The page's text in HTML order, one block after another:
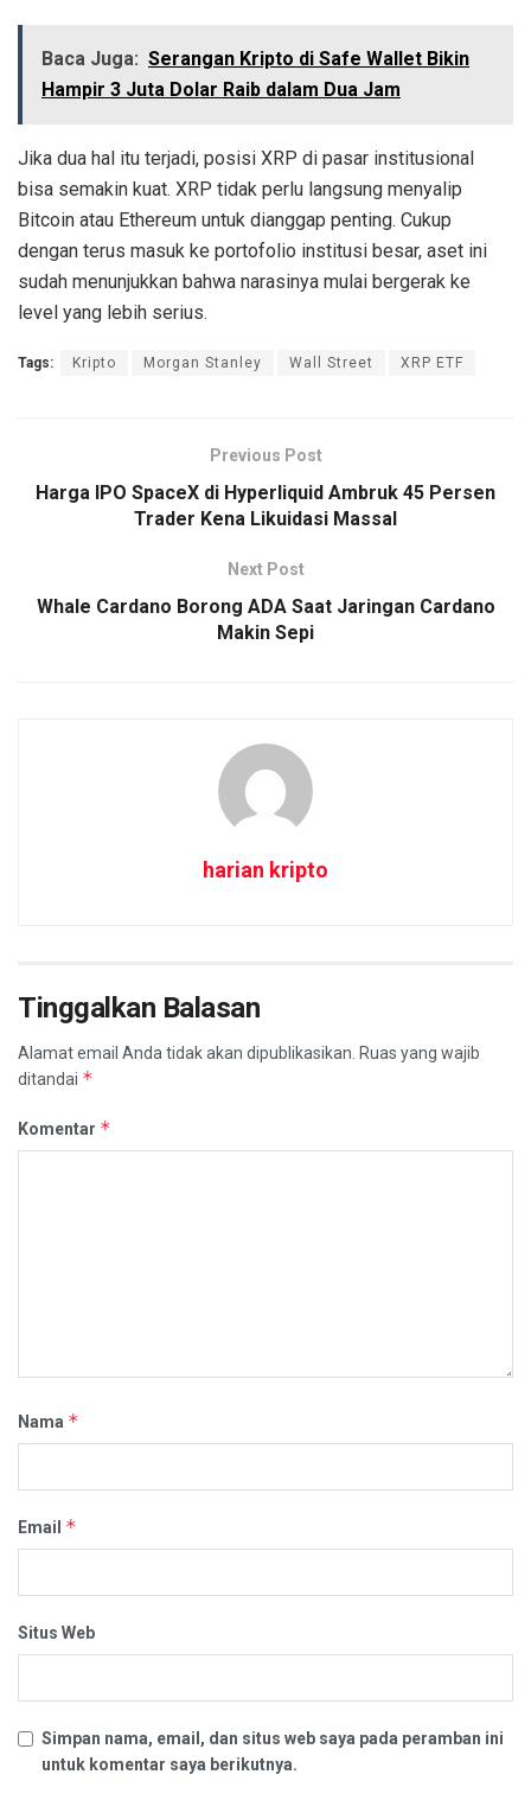
Baca Juga: Serangan Kripto di Safe Wallet Bikin
Hampir 3 Juta Dolar Raib dalam Dua Jam
Jika dua hal itu terjadi, posisi XRP di pasar institusional
bisa semakin kuat. XRP tidak perlu langsung menyalip
Bitcoin atau Ethereum untuk dianggap penting. Cukup
dengan terus masuk ke portofolio institusi besar, aset ini
sudah menunjukkan bahwa narasinya mulai bergerak ke
level yang lebih serius.
Tags: Kripto Morgan Stanley Wall Street XRP ETF
Previous Post
Harga IPO SpaceX di Hyperliquid Ambruk 45 Persen
Trader Kena Likuidasi Massal
Next Post
Whale Cardano Borong ADA Saat Jaringan Cardano
Makin Sepi
harian kripto
Tinggalkan Balasan
Alamat email Anda tidak akan dipublikasikan. Ruas yang wajib
ditandai *
Komentar *
Nama *
Email *
Situs Web
Simpan nama, email, dan situs web saya pada peramban ini
untuk komentar saya berikutnya.